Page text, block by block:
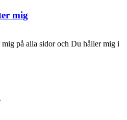
mig
på alla sidor och Du håller mig i